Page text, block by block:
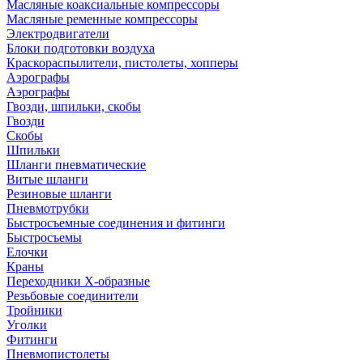
Масляные коаксиальные компрессоры
Масляные ременные компрессоры
Электродвигатели
Блоки подготовки воздуха
Краскораспылители, пистолеты, хопперы
Аэрографы
Аэрографы
Гвозди, шпильки, скобы
Гвозди
Скобы
Шпильки
Шланги пневматические
Витые шланги
Резиновые шланги
Пневмотрубки
Быстросъемные соединения и фитинги
Быстросъемы
Елочки
Краны
Переходники Х-образные
Резьбовые соединители
Тройники
Уголки
Фитинги
Пневмопистолеты